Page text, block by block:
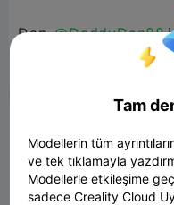
Dan@DaddyDan88
Tam
Modellerin tüm
ve tek tıklamayla
Modellerle etkileşime
sadece Creality Cloud